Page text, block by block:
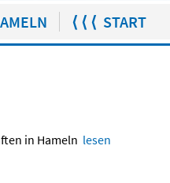
⟨ ⟨ ⟨ START
in Hameln lesen